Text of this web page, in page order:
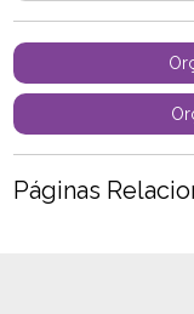
Páginas